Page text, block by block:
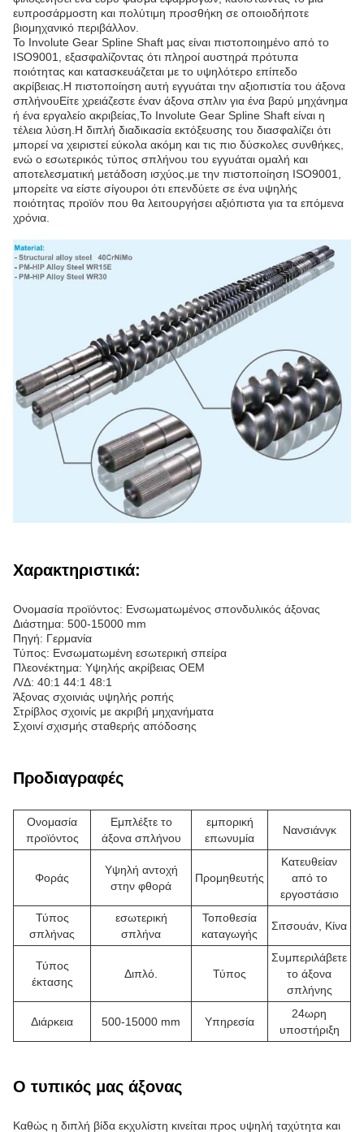
ευπροσάρμοστη και πολύτιμη προσθήκη σε οποιοδήποτε
βιομηχανικό περιβάλλον.
Το Involute Gear Spline Shaft μας είναι πιστοποιημένο από το
ISO9001, εξασφαλίζοντας ότι πληροί αυστηρά πρότυπα
ποιότητας και κατασκευάζεται με το υψηλότερο επίπεδο
ακρίβειας.Η πιστοποίηση αυτή εγγυάται την αξιοπιστία του άξονα
σπλήνουΕίτε χρειάζεστε έναν άξονα σπλιν για ένα βαρύ μηχάνημα
ή ένα εργαλείο ακριβείας,Το Involute Gear Spline Shaft είναι η
τέλεια λύση.Η διπλή διαδικασία εκτόξευσης του διασφαλίζει ότι
μπορεί να χειριστεί εύκολα ακόμη και τις πιο δύσκολες συνθήκες,
ενώ ο εσωτερικός τύπος σπλήνου του εγγυάται ομαλή και
αποτελεσματική μετάδοση ισχύος.με την πιστοποίηση ISO9001,
μπορείτε να είστε σίγουροι ότι επενδύετε σε ένα υψηλής
ποιότητας προϊόν που θα λειτουργήσει αξιόπιστα για τα επόμενα
χρόνια.
Χαρακτηριστικά:
Ονομασία προϊόντος: Ενσωματωμένος σπονδυλικός άξονας
Διάστημα: 500-15000 mm
Πηγή: Γερμανία
Τύπος: Ενσωματωμένη εσωτερική σπείρα
Πλεονέκτημα: Υψηλής ακρίβειας OEM
Λ/Δ: 40:1 44:1 48:1
Άξονας σχοινιάς υψηλής ροπής
Στρίβλος σχοινίς με ακριβή μηχανήματα
Σχοινί σχισμής σταθερής απόδοσης
Προδιαγραφές
Ονομασία
προϊόντος
Εμπλέξτε το
άξονα σπλήνου
εμπορική
επωνυμία
Νανσιάνγκ
Φοράς
Υψηλή αντοχή
στην φθορά
Προμηθευτής
Κατευθείαν
από το
εργοστάσιο
Τύπος
σπλήνας
εσωτερική
σπλήνα
Τοποθεσία
καταγωγής
Σιτσουάν, Κίνα
Τύπος
έκτασης
Διπλό. Τύπος
Συμπεριλάβετε
το άξονα
σπλήνης
Διάρκεια 500-15000 mm Υπηρεσία
24ωρη
υποστήριξη
Ο τυπικός μας άξονας
Καθώς η διπλή βίδα εκχυλίστη κινείται προς υψηλή ταχύτητα και